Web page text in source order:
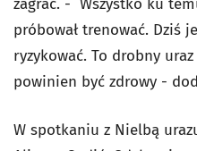
zagrać. - Wszystko ku
próbował trenować. Dziś
ryzykować. To drobny
powinien być zdrowy -
W spotkaniu z Nielbą